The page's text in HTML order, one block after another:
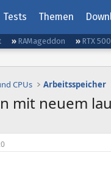
Tests Themen
RAMageddon RTX
CPUs Arbeitsspeicher
mit neuem